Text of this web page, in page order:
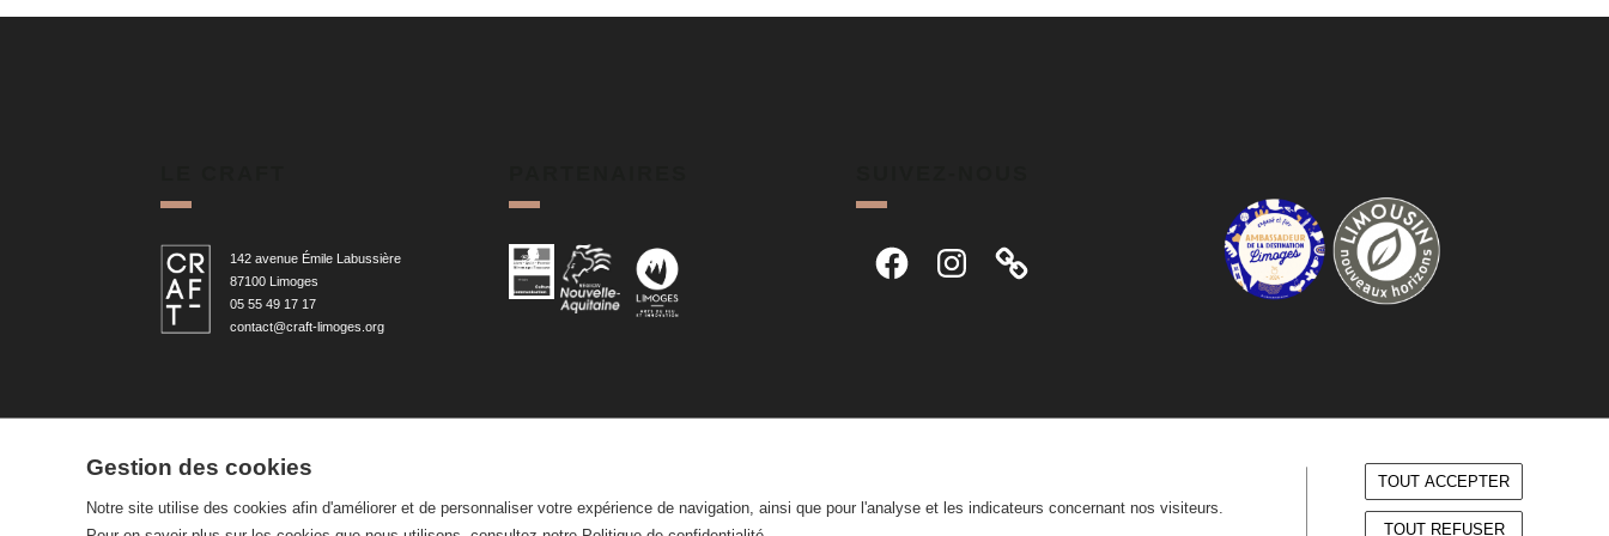
142 avenue Émile Labussière
87100 Limoges
05 55 49 17 17
contact@craft-limoges.org
FacebookInstagram
Gestion des cookies
Notre site utilise des cookies afin d'améliorer et de personnaliser votre expérience de navigation, ainsi que pour l'analyse et les indicateurs concernant nos visiteurs.
TOUT ACCEPTER
TOUT REFUSER